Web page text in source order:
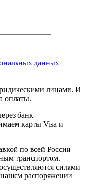
данных
лицами. И
оплаты.
банк.
карты Visa и
по всей России
транспортом.
силами
распоряжении